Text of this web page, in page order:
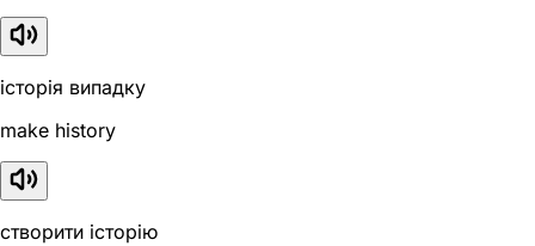
історія випадку
make history
створити історію